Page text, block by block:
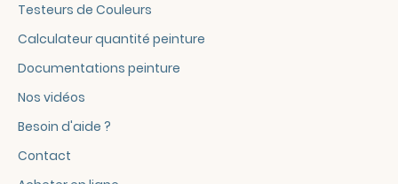
Testeurs de Couleurs
Calculateur quantité peinture
Documentations peinture
Nos vidéos
Besoin d'aide ?
Contact